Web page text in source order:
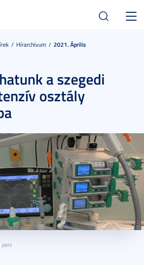
Hírarchívum 2021. Április
a szegedi
osztály
perc